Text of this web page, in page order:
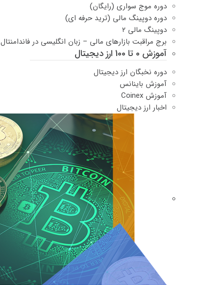
دوره موج سواری (رایگان)
دوره دوپینگ مالی (ترید حرفه ای)
دوپینگ مالی ۲
برج مراقبت بازارهای مالی – زبان انگلیسی در فاندامنتال
آموزش 0 تا 100 ارز دیجیتال
دوره نخبگان ارز دیجیتال
آموزش باینانس
آموزش Coinex
اخبار ارز دیجیتال